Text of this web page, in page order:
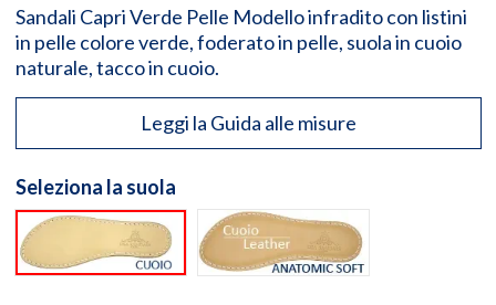
Sandali Capri Verde Pelle Modello infradito con listini
in pelle colore verde, foderato in pelle, suola in cuoio
naturale, tacco in cuoio.
Leggi la Guida alle misure
Seleziona la suola
Suola cuoio naturale
Suola Anatomic Soft